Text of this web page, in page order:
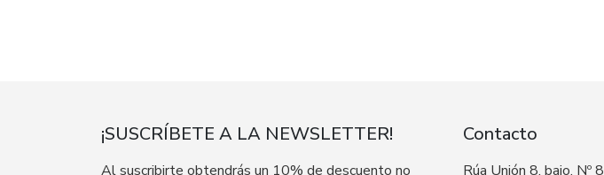
¡SUSCRÍBETE A LA NEWSLETTER!
Al suscribirte obtendrás un 10% de descuento no
Contacto
Rúa Unión 8, bajo, Nº 8